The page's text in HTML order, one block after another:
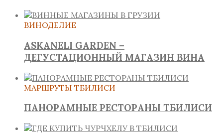
ВИНОДЕЛИЕ
ASKANELI GARDEN –
ДЕГУСТАЦИОННЫЙ МАГАЗИН ВИНА
МАРШРУТЫ ТБИЛИСИ
ПАНОРАМНЫЕ РЕСТОРАНЫ ТБИЛИСИ